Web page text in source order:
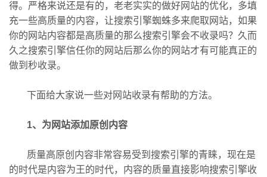
得。严格来说还是有的，老老实实的做好网站的优化，多填
充一些高质量的内容，让搜索引擎蜘蛛多来爬取网站，如果
你的网站内容都是高质量的那么搜索引擎会不收录吗？久而
久之搜索引擎信任你的网站后那么你的网站才有可能真正的
做到秒收录。
下面给大家说一些对网站收录有帮助的方法。
1、为网站添加原创内容
质量高原创内容非常容易受到搜索引擎的青睐，现在是
的时代是内容为王的时代，内容的质量直接影响搜索引擎收